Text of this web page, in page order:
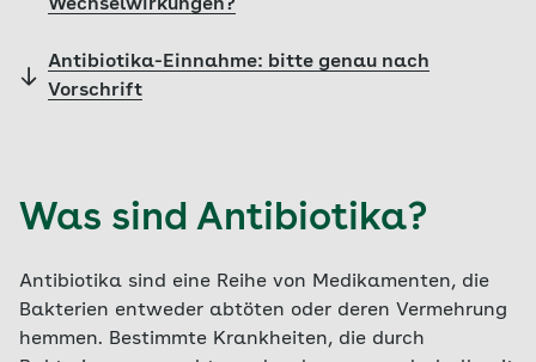
Wechselwirkungen?
Antibiotika-Einnahme: bitte genau nach
Vorschrift
Was sind Antibiotika?
Antibiotika sind eine Reihe von Medikamenten, die
Bakterien entweder abtöten oder deren Vermehrung
hemmen. Bestimmte Krankheiten, die durch